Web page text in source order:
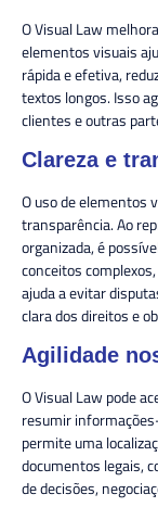
O Visual Law
elementos visuais
rápida e efetiva,
textos longos. Isso
clientes e outras
Clareza e
O uso de elementos
transparência. Ao
organizada, é
conceitos
ajuda a evitar
clara dos direitos e
Agilidade
O Visual Law pode
resumir
permite uma
documentos legais,
de decisões,